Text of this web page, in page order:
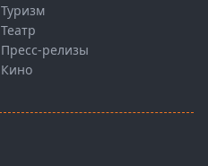
Туризм
Театр
Пресс-релизы
Кино